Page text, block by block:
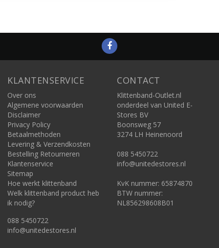
KLANTENSERVICE
Over ons
Algemene voorwaarden
Disclaimer
Privacy Policy
Betaalmethoden
Levering & Verzendkosten
Bestelling Retourneren
Klantenservice
Sitemap
Hoe werkt klittenband
Welk klittenband product heb
ik nodig?
088 5450722
info@unitedestores.nl
CONTACT
Klittenband-Outlet.nl
onderdeel van United E-
Stores BV
Boonsweg 57
3274 LH Heinenoord
088 5450722
info@unitedestores.nl
KvK nummer: 65874870
BTW nummer:
NL856298608B01